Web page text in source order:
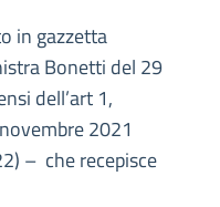
in gazzetta
Bonetti del 29
dell’art 1,
2021
– che recepisce